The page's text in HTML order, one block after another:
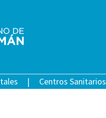
Centros Sanitarios